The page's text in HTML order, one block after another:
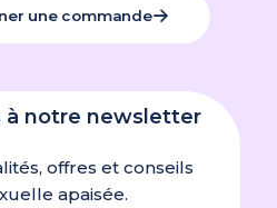
une commande
à notre newsletter
offres et conseils
apaisée.